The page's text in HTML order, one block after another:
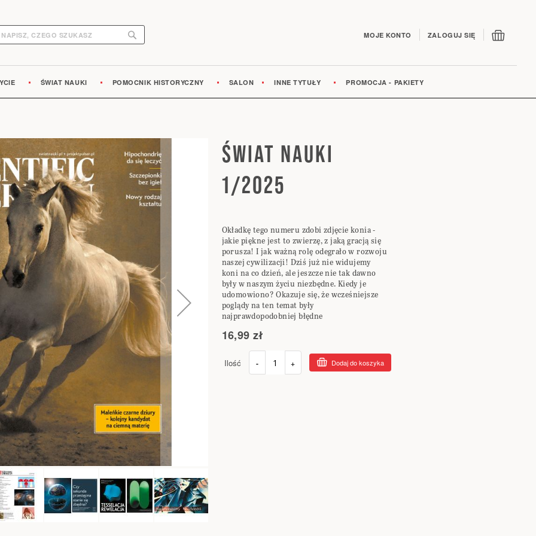
Search
MOJE KONTO ZALOGUJ SIĘ Mój
ŚWIAT NAUKI POMOCNIK HISTORYCZNY SALON INNE TYTUŁY PROMOCJA - PAKIETY
ŚWIAT NAUKI
1/2025
Okładkę tego numeru zdobi zdjęcie konia -
jakie piękne jest to zwierzę, z jaką gracją się
porusza! I jak ważną rolę odegrało w rozwoju
naszej cywilizacji! Dziś już nie widujemy
koni na co dzień, ale jeszcze nie tak dawno
były w naszym życiu niezbędne. Kiedy je
udomowiono? Okazuje się, że wcześniejsze
poglądy na ten temat były
najprawdopodobniej błędne
16,99 zł
Ilość - + Dodaj do koszyka